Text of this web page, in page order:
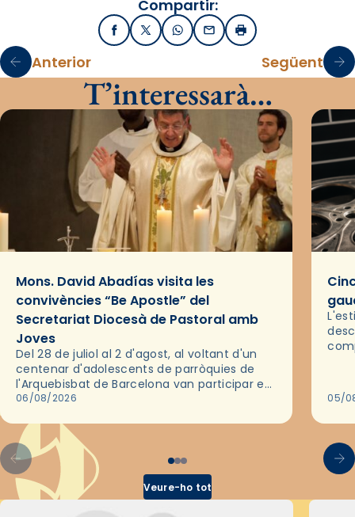
Compartir:
FacebookX / TwitterWhatsApp
EmailImprimir
Anterior Següent
T’interessarà…
Mons. David Abadías visita les
convivències “Be Apostle” del
Secretariat Diocesà de Pastoral amb
Joves
Del 28 de juliol al 2 d'agost, al voltant d'un
centenar d'adolescents de parròquies de
l'Arquebisbat de Barcelona van participar en
les convivències Be Apostle, organitzades
06/08/2026 05/
Veure-ho tot